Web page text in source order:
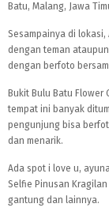
Batu, Malang, Jawa
Sesampainya di
dengan teman
dengan berfoto
Bukit Bulu Batu
tempat ini banyak
pengunjung bisa
dan menarik.
Ada spot i love u,
Selfie Pinusan
gantung dan lainnya.